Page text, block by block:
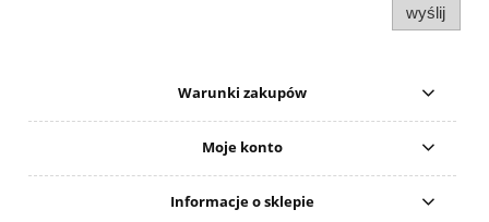
wyślij
Warunki zakupów
Moje konto
Informacje o sklepie